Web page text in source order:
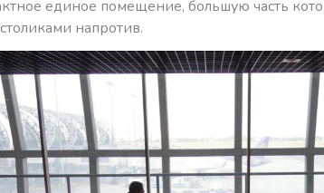
единое помещение, большую часть
напротив.